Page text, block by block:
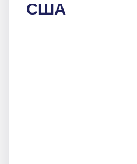
США